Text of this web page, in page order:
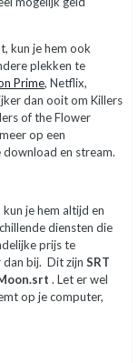
kun je hem ook
plekken te
Prime, Netflix,
dan ooit om Killers
of the Flower
op een
en stream.
je hem altijd en
diensten die
prijs te
dan bij. Dit zijn SRT
. Let er wel
op je computer,